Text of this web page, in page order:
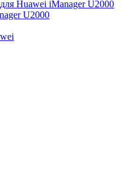
Huawei iManager U2000
U2000